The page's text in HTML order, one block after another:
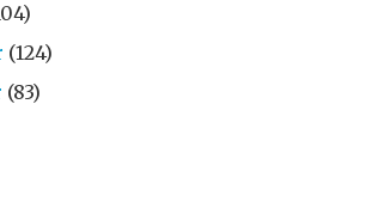
(124)
(83)